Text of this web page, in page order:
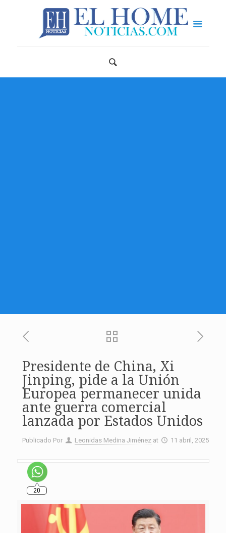
Presidente de China, Xi
Jinping, pide a la Unión
Europea permanecer unida
ante guerra comercial
lanzada por Estados Unidos
Publicado Por Leonidas Medina Jiménez at 11 abril, 2025
20